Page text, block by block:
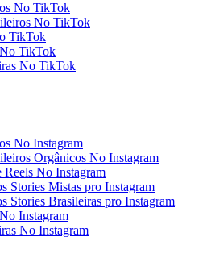
No TikTok
No TikTok
TikTok
TikTok
No TikTok
No Instagram
Orgânicos No Instagram
Reels No Instagram
Stories Mistas pro Instagram
Stories Brasileiras pro Instagram
Instagram
No Instagram